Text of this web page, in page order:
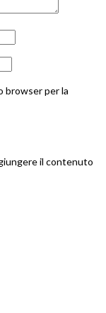
browser per la
il contenuto